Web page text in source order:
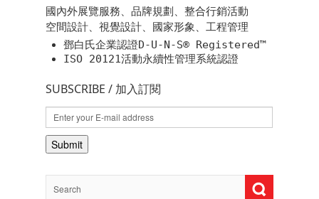
國內外展覽服務、品牌規劃、整合行銷活動
空間設計、視覺設計、國家形象、工程管理
鄧白氏企業認證D-U-N-S® Registered™
ISO 20121活動永續性管理系統認證
SUBSCRIBE / 加入訂閱